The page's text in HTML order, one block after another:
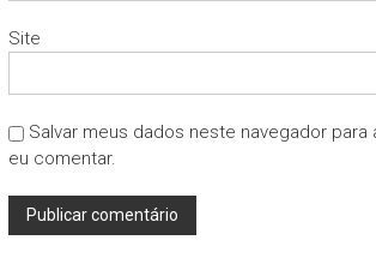
Site
Salvar meus dados neste navegador para
eu comentar.